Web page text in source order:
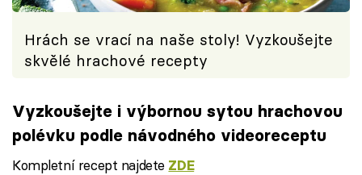
Hrách se vrací na naše stoly! Vyzkoušejte
skvělé hrachové recepty
Vyzkoušejte i výbornou sytou hrachovou
polévku podle návodného videoreceptu
Kompletní recept najdete ZDE